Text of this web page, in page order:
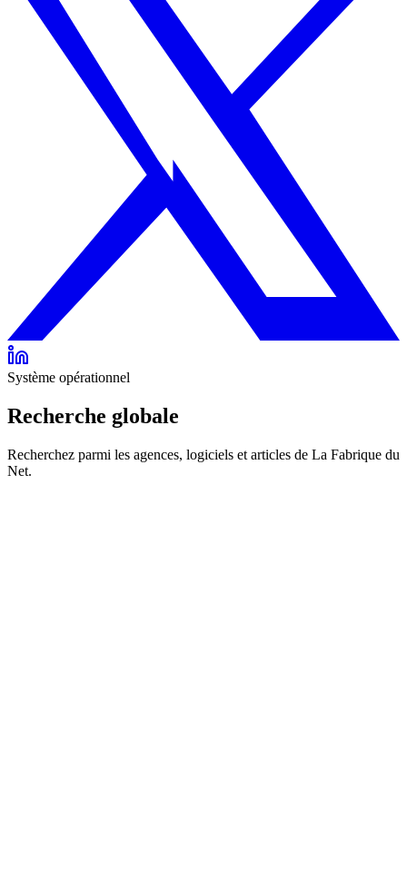
Système opérationnel
Recherche globale
Recherchez parmi les agences, logiciels et articles de La Fabrique du
Net.